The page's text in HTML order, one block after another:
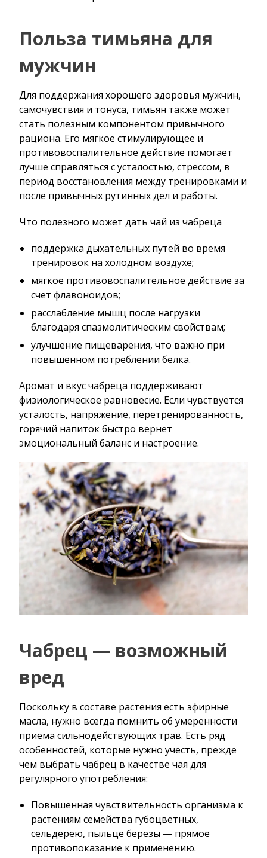
Польза тимьяна для
мужчин
Для поддержания хорошего здоровья мужчин,
самочувствия и тонуса, тимьян также может
стать полезным компонентом привычного
рациона. Его мягкое стимулирующее и
противовоспалительное действие помогает
лучше справляться с усталостью, стрессом, в
период восстановления между тренировками и
после привычных рутинных дел и работы.
Что полезного может дать чай из чабреца
поддержка дыхательных путей во время
тренировок на холодном воздухе;
мягкое противовоспалительное действие за
счет флавоноидов;
расслабление мышц после нагрузки
благодаря спазмолитическим свойствам;
улучшение пищеварения, что важно при
повышенном потреблении белка.
Аромат и вкус чабреца поддерживают
физиологическое равновесие. Если чувствуется
усталость, напряжение, перетренированность,
горячий напиток быстро вернет
эмоциональный баланс и настроение.
Чабрец — возможный
вред
Поскольку в составе растения есть эфирные
масла, нужно всегда помнить об умеренности
приема сильнодействующих трав. Есть ряд
особенностей, которые нужно учесть, прежде
чем выбрать чабрец в качестве чая для
регулярного употребления:
Повышенная чувствительность организма к
растениям семейства губоцветных,
сельдерею, пыльце березы — прямое
противопоказание к применению.